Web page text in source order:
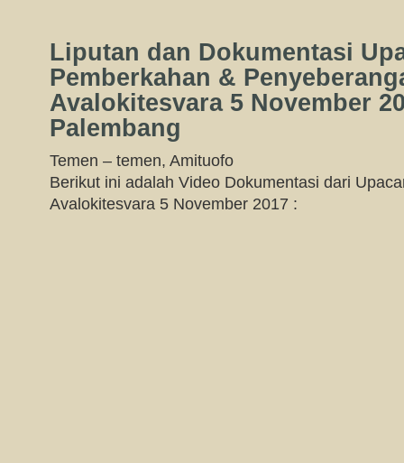
Liputan dan Dokumentasi
Pemberkahan &
Avalokitesvara 5 November
Palembang
Temen – temen, Amituofo
Berikut ini adalah Video Dokumentasi dari
Avalokitesvara 5 November 2017 :